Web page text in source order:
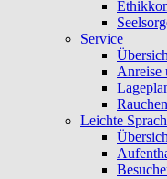
Service
Anreise
Leichte